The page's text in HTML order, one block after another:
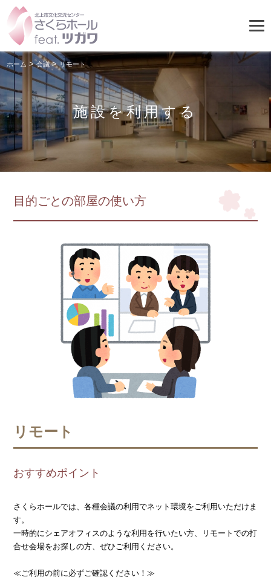
施設を利用する
ホーム >会議>リモート
目的ごとの部屋の使い方
リモート
おすすめポイント
さくらホールでは、各種会議の利用でネット環境をご利用いただけま
す。
一時的にシェアオフィスのような利用を行いたい方、リモートでの打
合せ会場をお探しの方、ぜひご利用ください。
≪ご利用の前に必ずご確認ください！≫